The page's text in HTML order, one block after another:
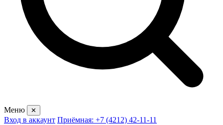
Меню ✕
Вход в аккаунт Приёмная: +7 (4212) 42-11-11